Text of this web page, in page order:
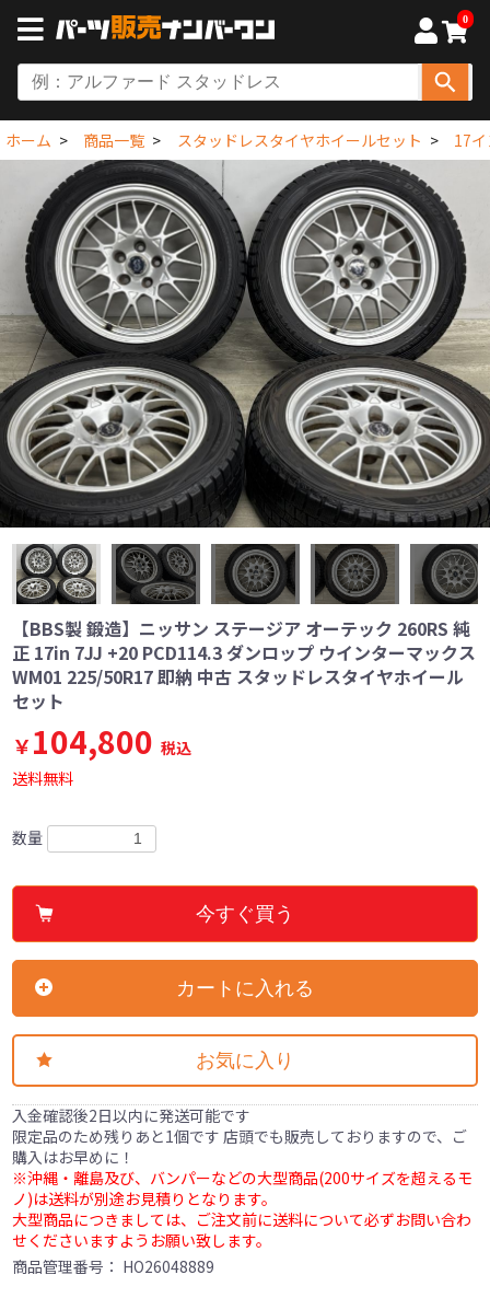
0
ホーム 商品一覧 スタッドレスタイヤホイールセット 17
【BBS製 鍛造】ニッサン ステージア オーテック 260RS 純
正 17in 7JJ +20 PCD114.3 ダンロップ ウインターマックス
WM01 225/50R17 即納 中古 スタッドレスタイヤホイール
セット
￥104,800 税込
送料無料
数量
今すぐ買う
カートに入れる
お気に入り
入金確認後2日以内に発送可能です
限定品のため残りあと1個です 店頭でも販売しておりますので、ご
購入はお早めに！
※沖縄・離島及び、バンパーなどの大型商品(200サイズを超えるモ
ノ)は送料が別途お見積りとなります。
大型商品につきましては、ご注文前に送料について必ずお問い合わ
せくださいますようお願い致します。
商品管理番号： HO26048889